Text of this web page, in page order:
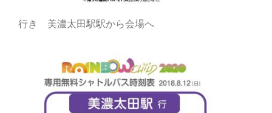
行き 美濃太田駅駅から会場へ